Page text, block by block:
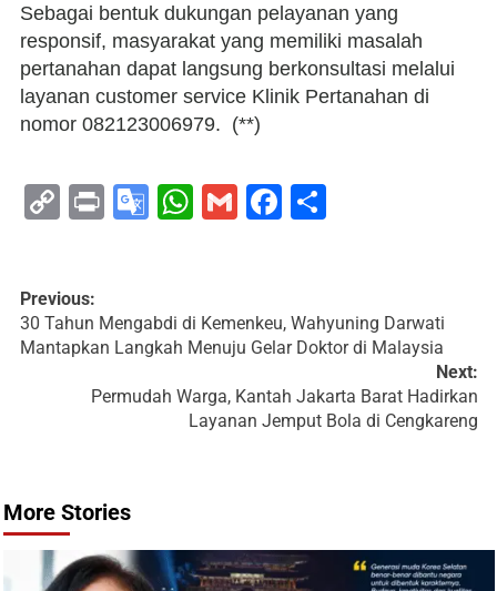
​Sebagai bentuk dukungan pelayanan yang
responsif, masyarakat yang memiliki masalah
pertanahan dapat langsung berkonsultasi melalui
layanan customer service Klinik Pertanahan di
nomor 082123006979. (**)
CopyPrintGoogle
WhatsApp
GmailFacebook
Previous:
30 Tahun Mengabdi di Kemenkeu, Wahyuning Darwati
Mantapkan Langkah Menuju Gelar Doktor di Malaysia
Next:
Permudah Warga, Kantah Jakarta Barat Hadirkan
Layanan Jemput Bola di Cengkareng
More Stories